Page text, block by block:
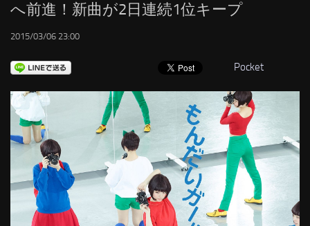
へ前進！新曲が2日連続1位キープ
2015/03/06 23:00
Pocket